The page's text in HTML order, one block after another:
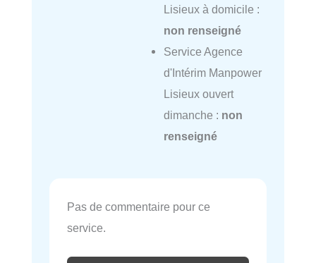
Lisieux à domicile :
non renseigné
Service Agence
d'Intérim Manpower
Lisieux ouvert
dimanche : non
renseigné
Pas de commentaire pour ce
service.